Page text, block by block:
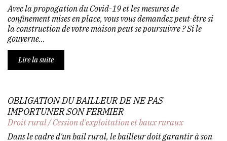
Avec la propagation du Covid-19 et les mesures de
confinement mises en place, vous vous demandez peut-être si
la construction de votre maison peut se poursuivre ? Si le
gouverne...
Lire la suite
OBLIGATION DU BAILLEUR DE NE PAS
IMPORTUNER SON FERMIER
Droit rural/Cession d'exploitation et baux ruraux
Dans le cadre d'un bail rural, le bailleur doit garantir à son